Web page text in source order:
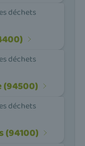
déchets
déchets
(94500)
déchets
(94100)